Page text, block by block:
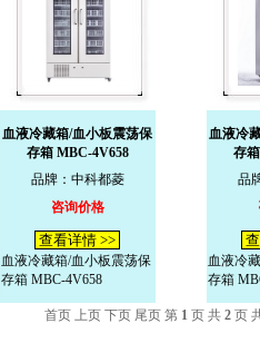
血液冷藏箱/血小板震荡保
存箱 MBC-4V658
品牌：中科都菱
咨询价格
查看详情 >>
血液冷藏箱/血小板震荡保
存箱 MBC-4V658
血液冷
存
品
血液冷
存箱
首页 上页 下页 尾页第 1 页 共 2 页